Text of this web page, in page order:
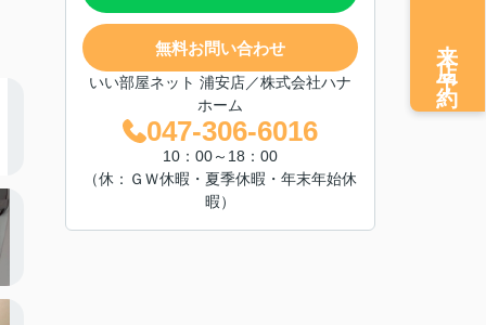
無料お問い合わせ
いい部屋ネット 浦安店／株式会社ハナ
ホーム
047-306-6016
10：00～18：00
（休：ＧＷ休暇・夏季休暇・年末年始休
暇）
来店予約